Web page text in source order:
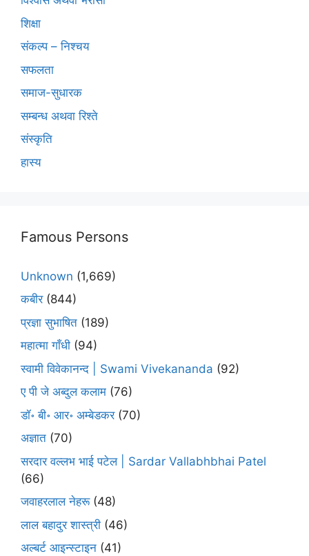
शिक्षा
संकल्प – निश्चय
सफलता
समाज-सुधारक
सम्बन्ध अथवा रिश्ते
संस्कृति
हास्य
Famous Persons
Unknown (1,669)
कबीर(844)
प्रज्ञा सुभाषित (189)
महात्मा गाँधी (94)
स्वामी विवेकानन्द | Swami Vivekananda (92)
ए पी जे अब्दुल कलाम (76)
डॉ॰ बी॰ आर॰ अम्बेडकर(70)
अज्ञात (70)
सरदार वल्लभ भाई पटेल | Sardar Vallabhbhai Patel
(66)
जवाहरलाल नेहरू(48)
लाल बहादुर शास्त्री (46)
अल्बर्ट आइन्स्टाइन (41)